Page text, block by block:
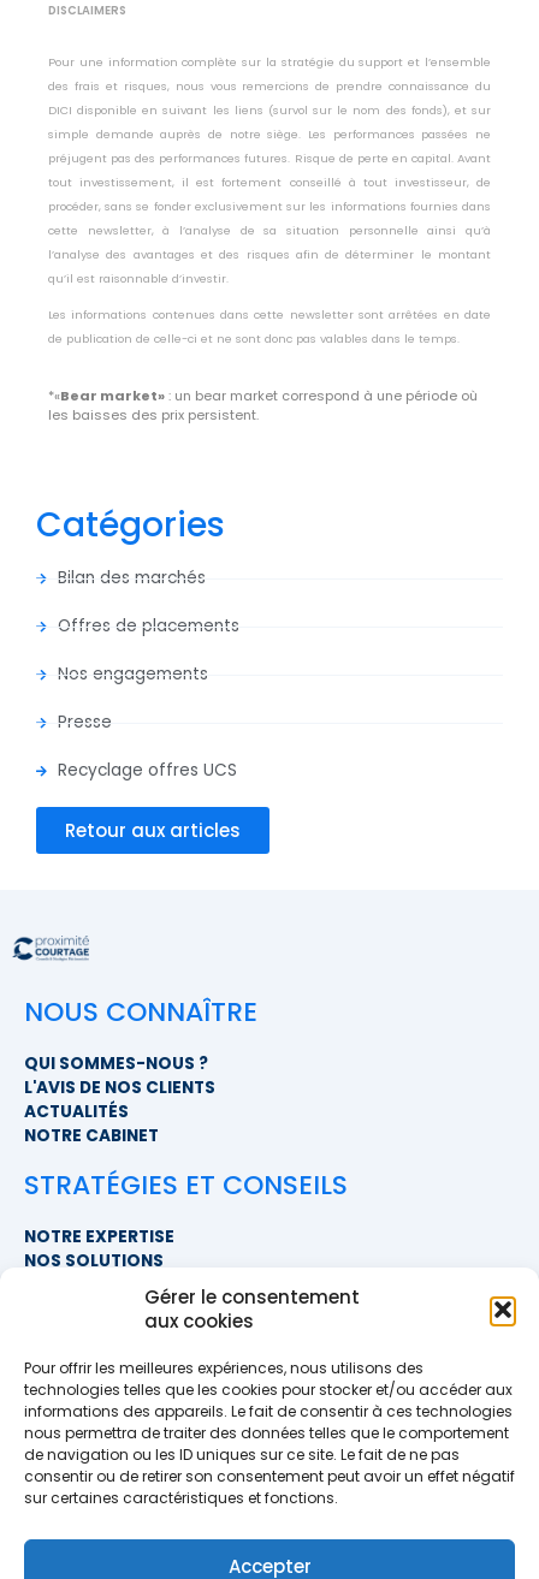
Gérer le consentement
aux cookies
Pour offrir les meilleures expériences, nous utilisons des
technologies telles que les cookies pour stocker et/ou accéder aux
informations des appareils. Le fait de consentir à ces technologies
nous permettra de traiter des données telles que le comportement
de navigation ou les ID uniques sur ce site. Le fait de ne pas
consentir ou de retirer son consentement peut avoir un effet négatif
sur certaines caractéristiques et fonctions.
Accepter
DISCLAIMERS
Pour une information complète sur la stratégie du support et l’ensemble
des frais et risques, nous vous remercions de prendre connaissance du
DICI disponible en suivant les liens (survol sur le nom des fonds), et sur
simple demande auprès de notre siège. Les performances passées ne
préjugent pas des performances futures. Risque de perte en capital. Avant
tout investissement, il est fortement conseillé à tout investisseur, de
procéder, sans se fonder exclusivement sur les informations fournies dans
cette newsletter, à l’analyse de sa situation personnelle ainsi qu’à
l’analyse des avantages et des risques afin de déterminer le montant
qu’il est raisonnable d’investir.
Les informations contenues dans cette newsletter sont arrêtées en date
de publication de celle-ci et ne sont donc pas valables dans le temps.
*«Bear market»: un bear market correspond à une période où
les baisses des prix persistent.
Catégories
Bilan des marchés
Offres de placements
Nos engagements
Presse
Recyclage offres UCS
Retour aux articles
NOUS CONNAÎTRE
QUI SOMMES-NOUS ?
L'AVIS DE NOS CLIENTS
ACTUALITÉS
NOTRE CABINET
STRATÉGIES ET CONSEILS
NOTRE EXPERTISE
NOS SOLUTIONS
NOUS CONTACTER
SIÈGE SOCIAL
PROXIMITÉ COURTAGE
678 BOULEVARD DES HUNAUDIÈRES
72230 RUAUDIN
TÉLÉPHONE >> AFFICHER LE NUMÉRO <<
EMAIL
contact@proximite-courtage.fr
Formulaire de contact